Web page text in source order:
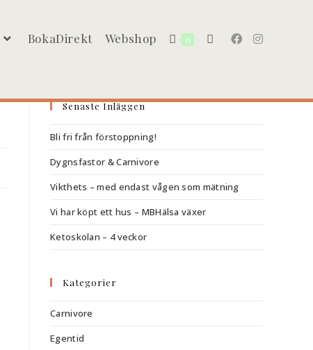
BokaDirekt Webshop 0
Senaste Inläggen
Bli fri från förstoppning!
Dygnsfastor & Carnivore
Vikthets – med endast vågen som mätning
Vi har köpt ett hus – MBHälsa växer
Ketoskolan – 4 veckor
Kategorier
Carnivore
Egentid